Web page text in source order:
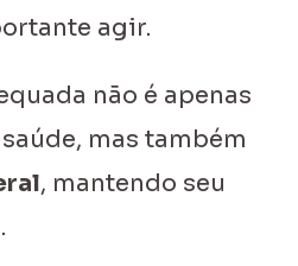
agir.
não é apenas
mas também
, mantendo seu